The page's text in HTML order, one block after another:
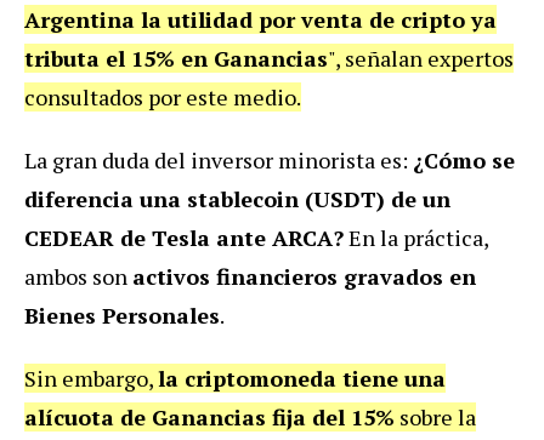
Argentina la utilidad por venta de cripto ya
tributa el 15% en Ganancias", señalan expertos
consultados por este medio.
La gran duda del inversor minorista es: ¿Cómo se
diferencia una stablecoin (USDT) de un
CEDEAR de Tesla ante ARCA?En la práctica,
ambos son activos financieros gravados en
Bienes Personales.
Sin embargo,la criptomoneda tiene una
alícuota de Ganancias fija del 15% sobre la